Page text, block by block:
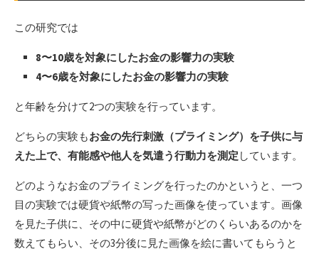
この研究では
8〜10歳を対象にしたお金の影響力の実験
4〜6歳を対象にしたお金の影響力の実験
と年齢を分けて2つの実験を行っています。
どちらの実験もお金の先行刺激（プライミング）を子供に与
えた上で、有能感や他人を気遣う行動力を測定 しています。
どのようなお金のプライミングを行ったのかというと、一つ
目の実験では硬貨や紙幣の写った画像を使っています。画像
を見た子供に、その中に硬貨や紙幣がどのくらいあるのかを
数えてもらい、その3分後に見た画像を絵に書いてもらうと